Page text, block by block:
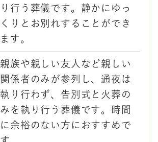
り行う葬儀です。静かにゆっ
くりとお別れすることができ
ます。
親族や親しい友人など親しい
関係者のみが参列し、通夜は
執り行わず、告別式と火葬の
みを執り行う葬儀です。時間
に余裕のない方におすすめで
す。